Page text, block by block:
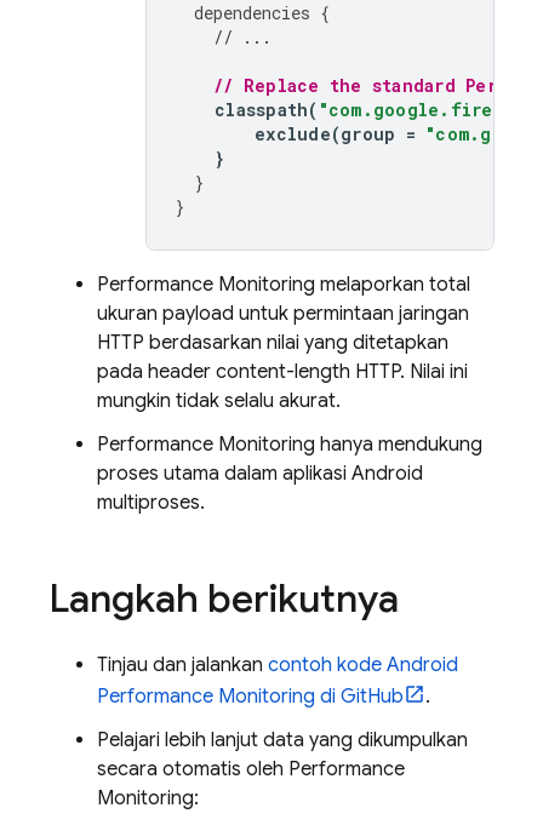
dependencies {
// ...
// Replace the standard
classpath(
exclude(group =
}
}
}
Performance Monitoring melaporkan total
ukuran payload untuk permintaan jaringan
HTTP berdasarkan nilai yang ditetapkan
pada header content-length HTTP. Nilai ini
mungkin tidak selalu akurat.
Performance Monitoring hanya mendukung
proses utama dalam aplikasi Android
multiproses.
Langkah berikutnya
Tinjau dan jalankan contoh kode Android
Performance Monitoring di GitHub
.
Pelajari lebih lanjut data yang dikumpulkan
secara otomatis oleh Performance
Monitoring: